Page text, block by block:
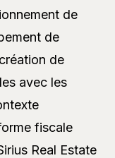
de
de
de
avec les
fiscale
Real Estate